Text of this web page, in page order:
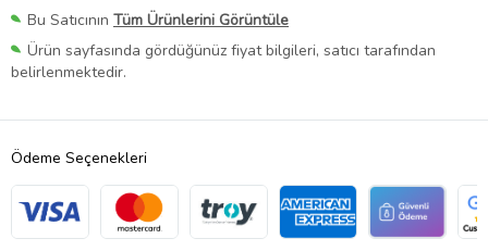
Bu Satıcının Tüm Ürünlerini Görüntüle
Ürün sayfasında gördüğünüz fiyat bilgileri, satıcı tarafından
belirlenmektedir.
Ödeme Seçenekleri